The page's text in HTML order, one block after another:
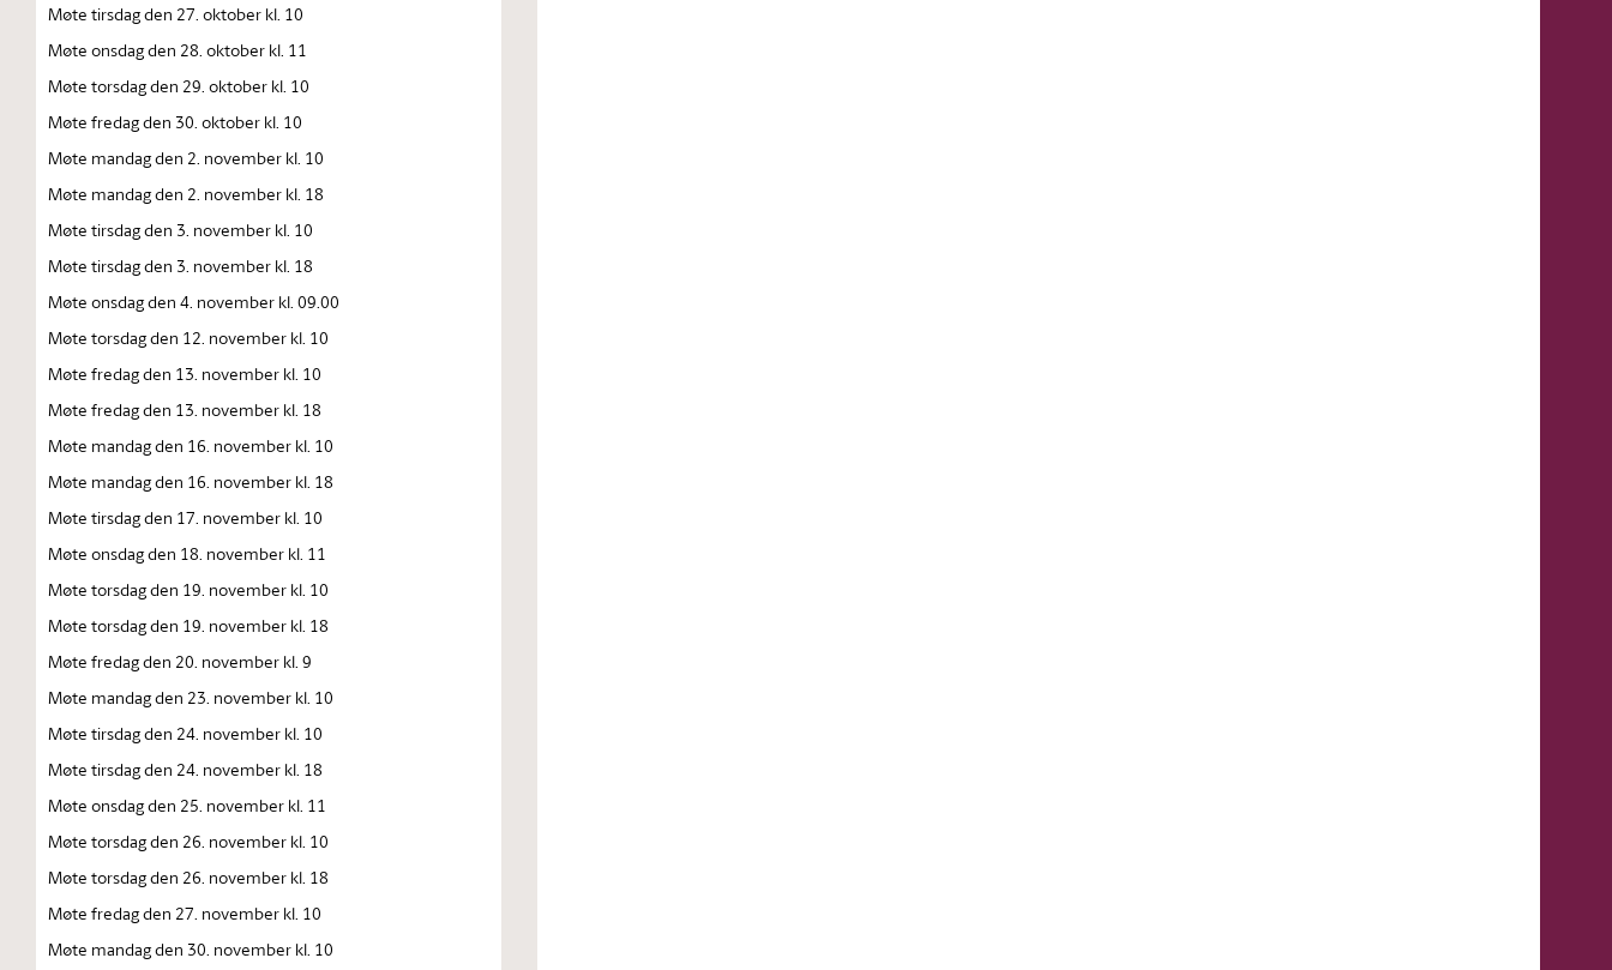
Møte tirsdag den 27. oktober kl. 10
Møte onsdag den 28. oktober kl. 11
Møte torsdag den 29. oktober kl. 10
Møte fredag den 30. oktober kl. 10
Møte mandag den 2. november kl. 10
Møte mandag den 2. november kl. 18
Møte tirsdag den 3. november kl. 10
Møte tirsdag den 3. november kl. 18
Møte onsdag den 4. november kl. 09.00
Møte torsdag den 12. november kl. 10
Møte fredag den 13. november kl. 10
Møte fredag den 13. november kl. 18
Møte mandag den 16. november kl. 10
Møte mandag den 16. november kl. 18
Møte tirsdag den 17. november kl. 10
Møte onsdag den 18. november kl. 11
Møte torsdag den 19. november kl. 10
Møte torsdag den 19. november kl. 18
Møte fredag den 20. november kl. 9
Møte mandag den 23. november kl. 10
Møte tirsdag den 24. november kl. 10
Møte tirsdag den 24. november kl. 18
Møte onsdag den 25. november kl. 11
Møte torsdag den 26. november kl. 10
Møte torsdag den 26. november kl. 18
Møte fredag den 27. november kl. 10
Møte mandag den 30. november kl. 10